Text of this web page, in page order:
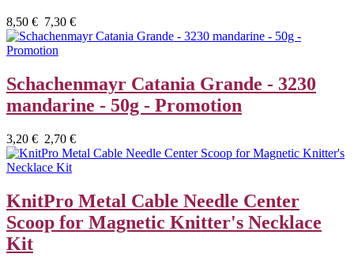
8,50 € 7,30 €
Schachenmayr Catania Grande - 3230
mandarine - 50g - Promotion
3,20 € 2,70 €
KnitPro Metal Cable Needle Center
Scoop for Magnetic Knitter's Necklace
Kit